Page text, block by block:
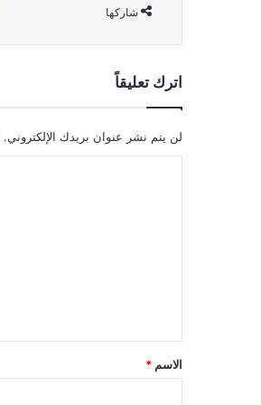
شاركها
اترك تعليقاً
لن يتم نشر عنوان بريدك الإلكتروني.
*
الاسم *